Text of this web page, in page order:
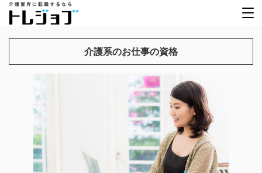
介護系のお仕事の資格